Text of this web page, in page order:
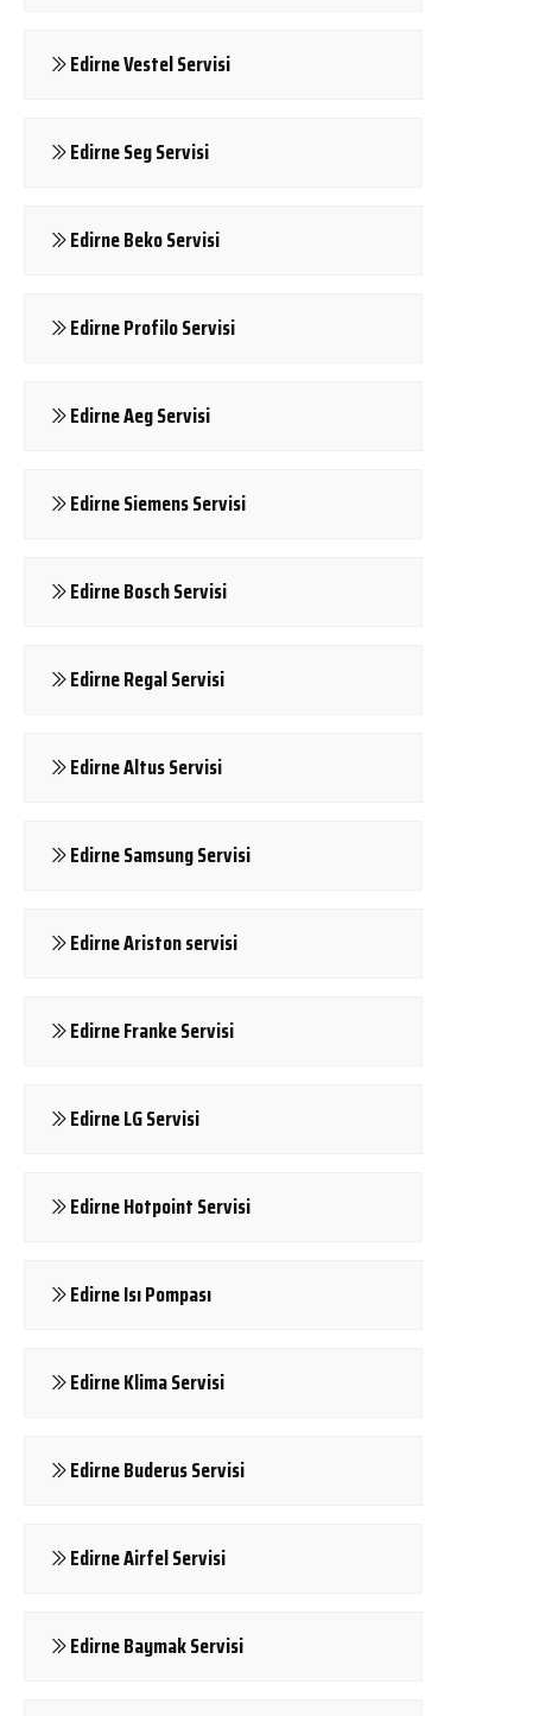
Edirne Vestel Servisi
Edirne Seg Servisi
Edirne Beko Servisi
Edirne Profilo Servisi
Edirne Aeg Servisi
Edirne Siemens Servisi
Edirne Bosch Servisi
Edirne Regal Servisi
Edirne Altus Servisi
Edirne Samsung Servisi
Edirne Ariston servisi
Edirne Franke Servisi
Edirne LG Servisi
Edirne Hotpoint Servisi
Edirne Isı Pompası
Edirne Klima Servisi
Edirne Buderus Servisi
Edirne Airfel Servisi
Edirne Baymak Servisi